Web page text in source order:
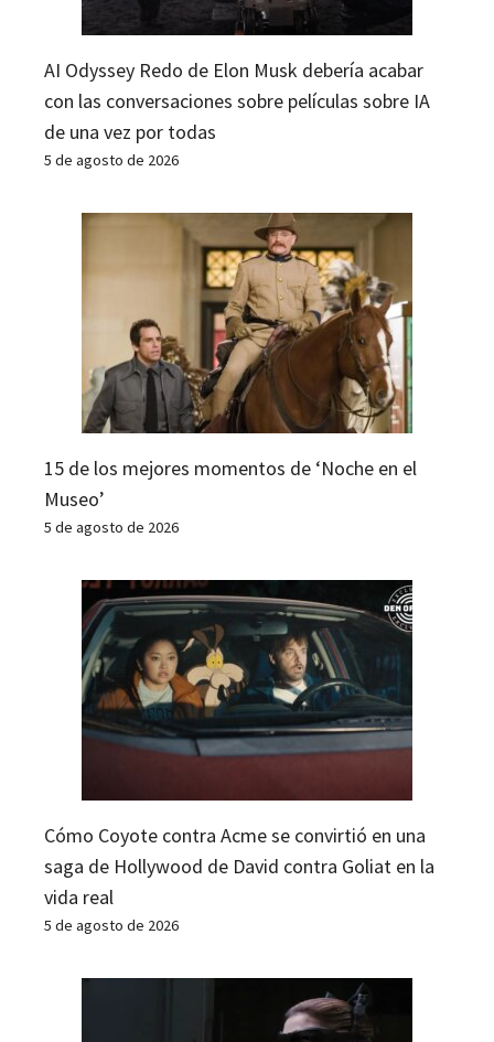
AI Odyssey Redo de Elon Musk debería acabar
con las conversaciones sobre películas sobre IA
de una vez por todas
5 de agosto de 2026
15 de los mejores momentos de ‘Noche en el
Museo’
5 de agosto de 2026
Cómo Coyote contra Acme se convirtió en una
saga de Hollywood de David contra Goliat en la
vida real
5 de agosto de 2026